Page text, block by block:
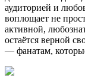
аудиторией и
воплощает не
активной,
остаётся верной
— фанатам,